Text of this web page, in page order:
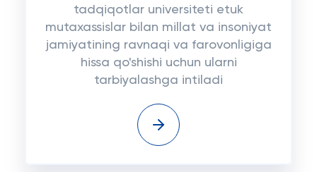
tadqiqotlar universiteti etuk
mutaxassislar bilan millat va insoniyat
jamiyatining ravnaqi va farovonligiga
hissa qo'shishi uchun ularni
tarbiyalashga intiladi